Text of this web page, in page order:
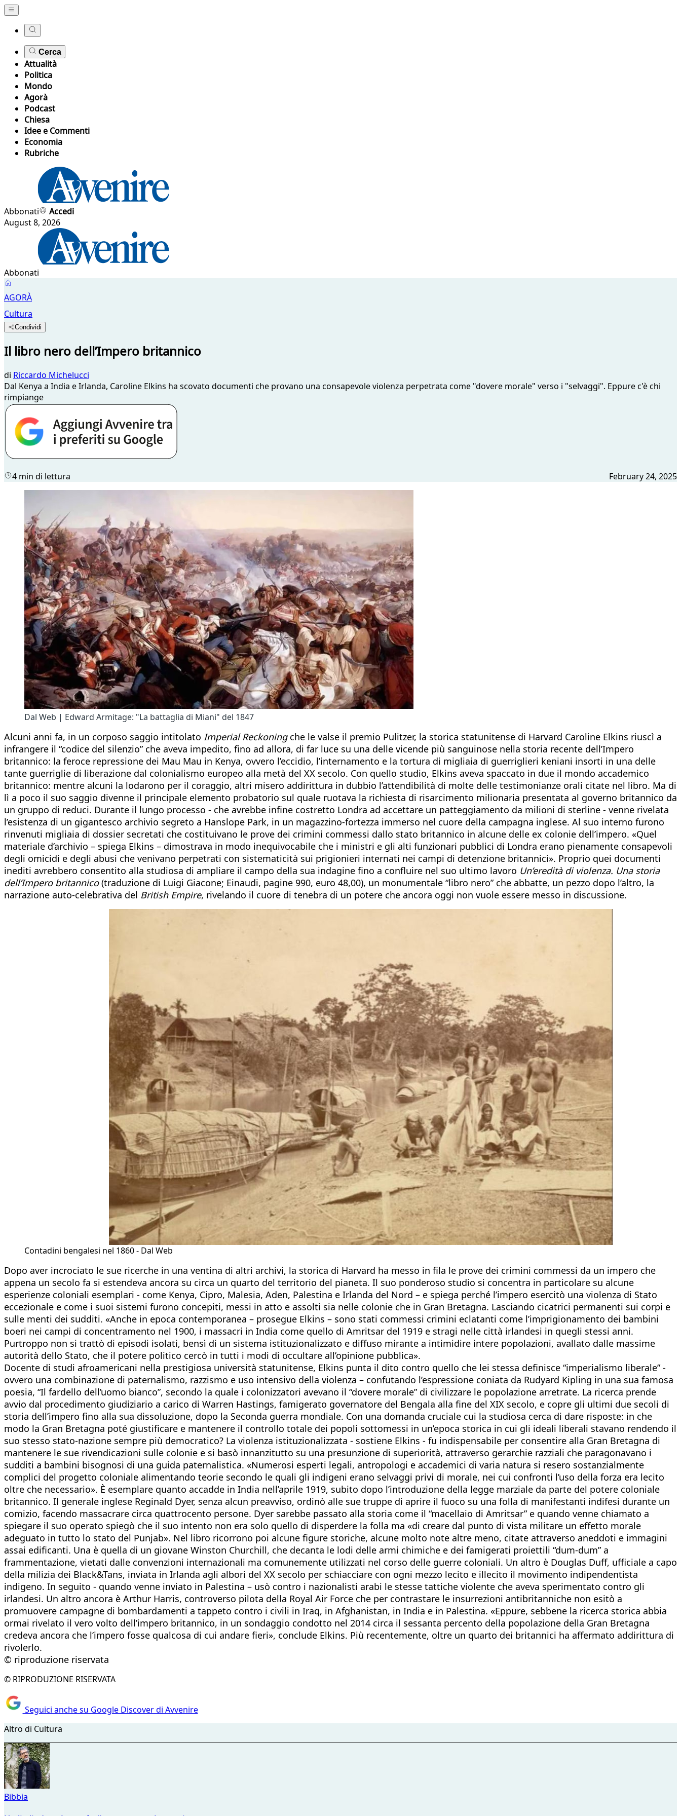
Cerca
Attualità
Politica
Mondo
Agorà
Podcast
Chiesa
Idee e Commenti
Economia
Rubriche
Abbonati
Accedi
August 8, 2026
Abbonati
AGORÀ
Cultura
Condividi
Il libro nero dell’Impero britannico
di Riccardo Michelucci
Dal Kenya a India e Irlanda, Caroline Elkins ha scovato documenti che provano una consapevole violenza perpetrata come "dovere morale" verso i "selvaggi". Eppure c'è chi
rimpiange
4 min di lettura February 24, 2025
Dal Web | Edward Armitage: "La battaglia di Miani" del 1847
Alcuni anni fa, in un corposo saggio intitolato Imperial Reckoningche le valse il premio Pulitzer, la storica statunitense di Harvard Caroline Elkins riuscì a
infrangere il “codice del silenzio” che aveva impedito, fino ad allora, di far luce su una delle vicende più sanguinose nella storia recente dell’Impero
britannico: la feroce repressione dei Mau Mau in Kenya, ovvero l’eccidio, l’internamento e la tortura di migliaia di guerriglieri keniani insorti in una delle
tante guerriglie di liberazione dal colonialismo europeo alla metà del XX secolo. Con quello studio, Elkins aveva spaccato in due il mondo accademico
britannico: mentre alcuni la lodarono per il coraggio, altri misero addirittura in dubbio l’attendibilità di molte delle testimonianze orali citate nel libro. Ma di
lì a poco il suo saggio divenne il principale elemento probatorio sul quale ruotava la richiesta di risarcimento milionaria presentata al governo britannico da
un gruppo di reduci. Durante il lungo processo - che avrebbe infine costretto Londra ad accettare un patteggiamento da milioni di sterline - venne rivelata
l’esistenza di un gigantesco archivio segreto a Hanslope Park, in un magazzino-fortezza immerso nel cuore della campagna inglese. Al suo interno furono
rinvenuti migliaia di dossier secretati che costituivano le prove dei crimini commessi dallo stato britannico in alcune delle ex colonie dell’impero. «Quel
materiale d’archivio – spiega Elkins – dimostrava in modo inequivocabile che i ministri e gli alti funzionari pubblici di Londra erano pienamente consapevoli
degli omicidi e degli abusi che venivano perpetrati con sistematicità sui prigionieri internati nei campi di detenzione britannici». Proprio quei documenti
inediti avrebbero consentito alla studiosa di ampliare il campo della sua indagine fino a confluire nel suo ultimo lavoro Un’eredità di violenza. Una storia
dell’Impero britannico(traduzione di Luigi Giacone; Einaudi, pagine 990, euro 48,00), un monumentale “libro nero” che abbatte, un pezzo dopo l’altro, la
narrazione auto-celebrativa del British Empire, rivelando il cuore di tenebra di un potere che ancora oggi non vuole essere messo in discussione.
Contadini bengalesi nel 1860 - Dal Web
Dopo aver incrociato le sue ricerche in una ventina di altri archivi, la storica di Harvard ha messo in fila le prove dei crimini commessi da un impero che
appena un secolo fa si estendeva ancora su circa un quarto del territorio del pianeta. Il suo ponderoso studio si concentra in particolare su alcune
esperienze coloniali esemplari - come Kenya, Cipro, Malesia, Aden, Palestina e Irlanda del Nord – e spiega perché l’impero esercitò una violenza di Stato
eccezionale e come i suoi sistemi furono concepiti, messi in atto e assolti sia nelle colonie che in Gran Bretagna. Lasciando cicatrici permanenti sui corpi e
sulle menti dei sudditi. «Anche in epoca contemporanea – prosegue Elkins – sono stati commessi crimini eclatanti come l’imprigionamento dei bambini
boeri nei campi di concentramento nel 1900, i massacri in India come quello di Amritsar del 1919 e stragi nelle città irlandesi in quegli stessi anni.
Purtroppo non si trattò di episodi isolati, bensì di un sistema istituzionalizzato e diffuso mirante a intimidire intere popolazioni, avallato dalle massime
autorità dello Stato, che il potere politico cercò in tutti i modi di occultare all’opinione pubblica».
Docente di studi afroamericani nella prestigiosa università statunitense, Elkins punta il dito contro quello che lei stessa definisce “imperialismo liberale” -
ovvero una combinazione di paternalismo, razzismo e uso intensivo della violenza – confutando l’espressione coniata da Rudyard Kipling in una sua famosa
poesia, “Il fardello dell’uomo bianco”, secondo la quale i colonizzatori avevano il “dovere morale” di civilizzare le popolazione arretrate. La ricerca prende
avvio dal procedimento giudiziario a carico di Warren Hastings, famigerato governatore del Bengala alla fine del XIX secolo, e copre gli ultimi due secoli di
storia dell’impero fino alla sua dissoluzione, dopo la Seconda guerra mondiale. Con una domanda cruciale cui la studiosa cerca di dare risposte: in che
modo la Gran Bretagna poté giustificare e mantenere il controllo totale dei popoli sottomessi in un’epoca storica in cui gli ideali liberali stavano rendendo il
suo stesso stato-nazione sempre più democratico? La violenza istituzionalizzata - sostiene Elkins - fu indispensabile per consentire alla Gran Bretagna di
mantenere le sue rivendicazioni sulle colonie e si basò innanzitutto su una presunzione di superiorità, attraverso gerarchie razziali che paragonavano i
sudditi a bambini bisognosi di una guida paternalistica. «Numerosi esperti legali, antropologi e accademici di varia natura si resero sostanzialmente
complici del progetto coloniale alimentando teorie secondo le quali gli indigeni erano selvaggi privi di morale, nei cui confronti l’uso della forza era lecito
oltre che necessario». È esemplare quanto accadde in India nell’aprile 1919, subito dopo l’introduzione della legge marziale da parte del potere coloniale
britannico. Il generale inglese Reginald Dyer, senza alcun preavviso, ordinò alle sue truppe di aprire il fuoco su una folla di manifestanti indifesi durante un
comizio, facendo massacrare circa quattrocento persone. Dyer sarebbe passato alla storia come il “macellaio di Amritsar” e quando venne chiamato a
spiegare il suo operato spiegò che il suo intento non era solo quello di disperdere la folla ma «di creare dal punto di vista militare un effetto morale
adeguato in tutto lo stato del Punjab». Nel libro ricorrono poi alcune figure storiche, alcune molto note altre meno, citate attraverso aneddoti e immagini
assai edificanti. Una è quella di un giovane Winston Churchill, che decanta le lodi delle armi chimiche e dei famigerati proiettili “dum-dum” a
frammentazione, vietati dalle convenzioni internazionali ma comunemente utilizzati nel corso delle guerre coloniali. Un altro è Douglas Duff, ufficiale a capo
della milizia dei Black&Tans, inviata in Irlanda agli albori del XX secolo per schiacciare con ogni mezzo lecito e illecito il movimento indipendentista
indigeno. In seguito - quando venne inviato in Palestina – usò contro i nazionalisti arabi le stesse tattiche violente che aveva sperimentato contro gli
irlandesi. Un altro ancora è Arthur Harris, controverso pilota della Royal Air Force che per contrastare le insurrezioni antibritanniche non esitò a
promuovere campagne di bombardamenti a tappeto contro i civili in Iraq, in Afghanistan, in India e in Palestina. «Eppure, sebbene la ricerca storica abbia
ormai rivelato il vero volto dell’impero britannico, in un sondaggio condotto nel 2014 circa il sessanta percento della popolazione della Gran Bretagna
credeva ancora che l’impero fosse qualcosa di cui andare fieri», conclude Elkins. Più recentemente, oltre un quarto dei britannici ha affermato addirittura di
rivolerlo.
© riproduzione riservata
© RIPRODUZIONE RISERVATA
Seguici anche su Google Discover di Avvenire
Altro di Cultura
Bibbia